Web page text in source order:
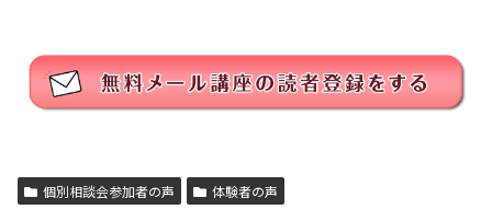
個別相談会参加者の声 体験者の声